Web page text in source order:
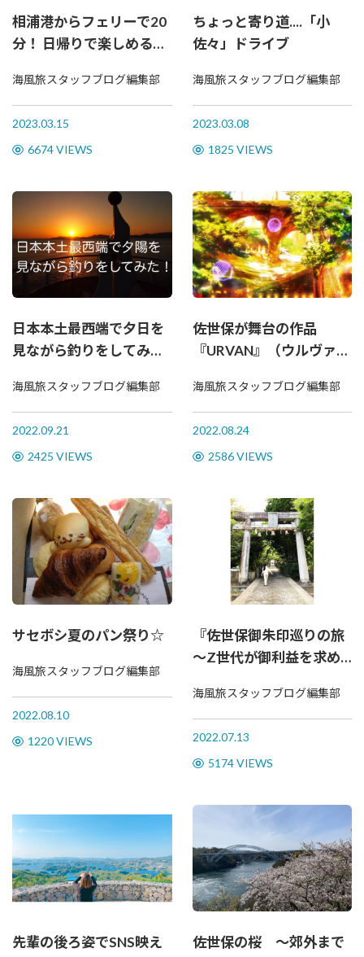
相浦港からフェリーで20
分！ 日帰りで楽しめる離
海風旅スタッフブログ編集部
2023.03.15
6674 VIEWS
ちょっと寄り道....「小
佐々」ドライブ
海風旅スタッフブログ編集部
2023.03.08
1825 VIEWS
日本本土最西端で夕日を
見ながら釣りをしてみ
海風旅スタッフブログ編集部
2022.09.21
2425 VIEWS
佐世保が舞台の作品
『URVAN』（ウルヴァ
海風旅スタッフブログ編集部
2022.08.24
2586 VIEWS
サセボシ夏のパン祭り☆
海風旅スタッフブログ編集部
2022.08.10
1220 VIEWS
『佐世保御朱印巡りの旅
～Z世代が御利益を求め
海風旅スタッフブログ編集部
2022.07.13
5174 VIEWS
先輩の後ろ姿でSNS映え
佐世保の桜 ～郊外まで